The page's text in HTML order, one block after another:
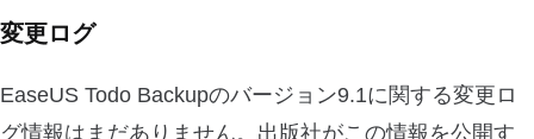
変更ログ
EaseUS Todo Backupのバージョン9.1に関する変更ロ
グ情報はまだありません。出版社がこの情報を公開す